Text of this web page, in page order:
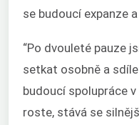
se budoucí expanze
“Po dvouleté pauze
setkat osobně a
budoucí spolupráce
roste, stává se